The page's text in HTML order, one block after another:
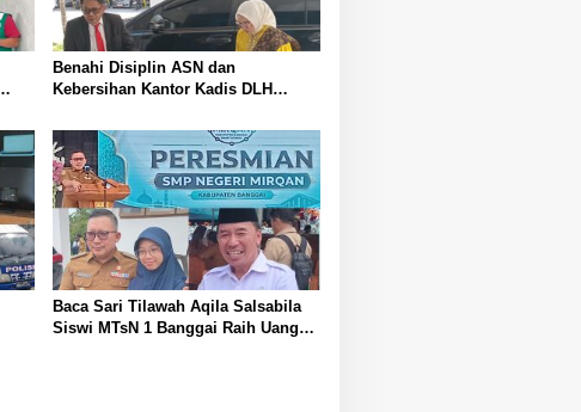
Benahi Disiplin ASN dan
Kebersihan Kantor Kadis DLH
Siapkan Nomor Unit Reaksi Cepat
Penanganan Sampah
Baca Sari Tilawah Aqila Salsabila
Siswi MTsN 1 Banggai Raih Uang